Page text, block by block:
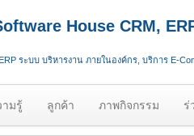
House CRM,
ระบบ บริหารงาน ภายในองค์กร, บริการ E-
ามรู้ ลูกค้า ภาพกิจกรรม ร่